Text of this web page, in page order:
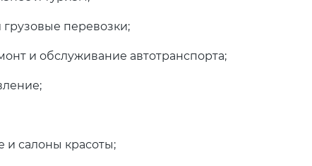
перевозки;
и обслуживание автотранспорта;
и салоны красоты;